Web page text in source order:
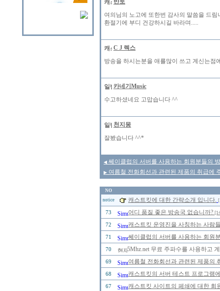
반토
여의님의 노고에 또한번 감사의 말씀을 드림
환절기에 부디 건강하시길 바라며.....
C J 렉스
방송을 하시는분을 애를많이 쓰고 계신는점
카네기Music
수고하셨네요 고맙습니다 ^^
천지몽
잘봤습니다 ^^*
◀ 쎄이클럽의 서버를 사용하는 회원분들의
▶ 여름철 전화회선과 관련된 제품의 취급에
NO
notice
캐스트킷에 대한 간략소개 입니다.
73 어디 품질 좋은 방송국 없습니까?
72 캐스트킷 운영진을 사칭하는 사람
71 쎄이클럽의 서버를 사용하는 회원
70 5Mhz.net 무료 주파수를 사용하고
69 여름철 전화회선과 관련된 제품의
68 캐스트킷의 서버 테스트 프로그램
67 캐스트킷 사이트의 페쇄에 대한